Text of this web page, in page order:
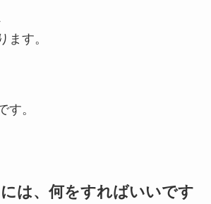
ます。
す。
は、何をすればいいです